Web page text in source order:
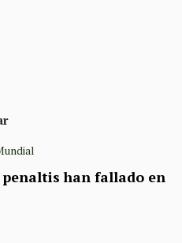
penaltis han fallado en